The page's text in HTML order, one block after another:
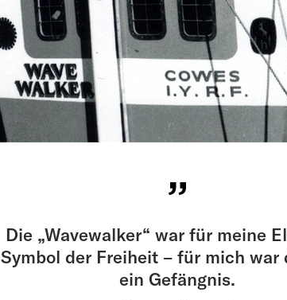
Die „Wavewalker“ war für meine
Symbol der Freiheit – für mich war
ein Gefängnis.